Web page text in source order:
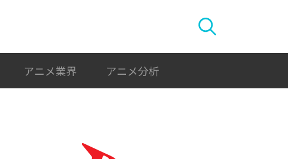
アニメ業界 アニメ分析